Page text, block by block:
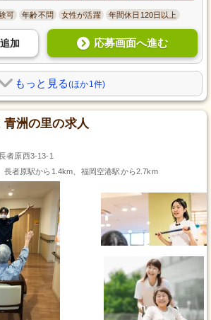
可 年齢不問 女性が活躍 年間休日120日以上
追加 応募画面へ進む
もっと見る(ほか1件)
洲の里の求人
者原西3-13-1
長者原駅から1.4km、福岡空港駅から2.7km